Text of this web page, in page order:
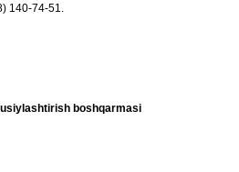
140-74-51.
boshqarmasi